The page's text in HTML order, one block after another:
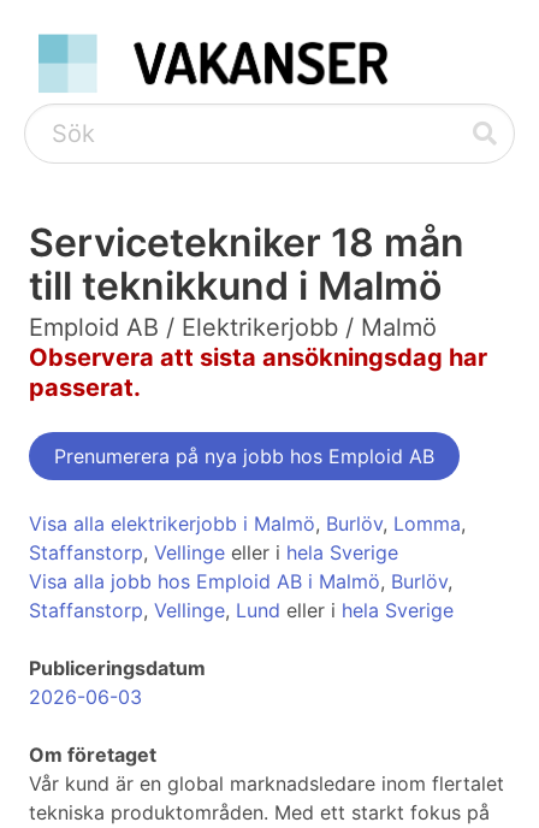
Servicetekniker 18 mån
till teknikkund i Malmö
Emploid AB / Elektrikerjobb / Malmö
Observera att sista ansökningsdag har
passerat.
Prenumerera på nya jobb hos Emploid AB
Visa alla elektrikerjobb i Malmö, Burlöv, Lomma,
Staffanstorp, Vellinge eller i hela Sverige
Visa alla jobb hos Emploid AB i Malmö, Burlöv,
Staffanstorp, Vellinge, Lund eller i hela Sverige
Publiceringsdatum
2026-06-03
Om företaget
Vår kund är en global marknadsledare inom flertalet
tekniska produktområden. Med ett starkt fokus på